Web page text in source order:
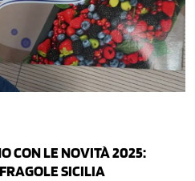
CON LE NOVITÀ 2025:
SICILIA